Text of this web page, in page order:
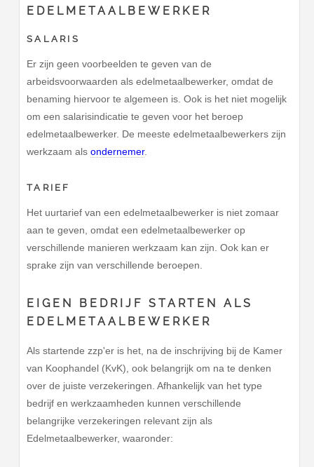
EDELMETAALBEWERKER
SALARIS
Er zijn geen voorbeelden te geven van de
arbeidsvoorwaarden als edelmetaalbewerker, omdat de
benaming hiervoor te algemeen is. Ook is het niet mogelijk
om een salarisindicatie te geven voor het beroep
edelmetaalbewerker. De meeste edelmetaalbewerkers zijn
werkzaam alsondernemer.
TARIEF
Het uurtarief van een edelmetaalbewerker is niet zomaar
aan te geven, omdat een edelmetaalbewerker op
verschillende manieren werkzaam kan zijn. Ook kan er
sprake zijn van verschillende beroepen.
EIGEN BEDRIJF STARTEN ALS
EDELMETAALBEWERKER
Als startende zzp'er is het, na de inschrijving bij de Kamer
van Koophandel (KvK), ook belangrijk om na te denken
over de juiste verzekeringen. Afhankelijk van het type
bedrijf en werkzaamheden kunnen verschillende
belangrijke verzekeringen relevant zijn als
Edelmetaalbewerker, waaronder: